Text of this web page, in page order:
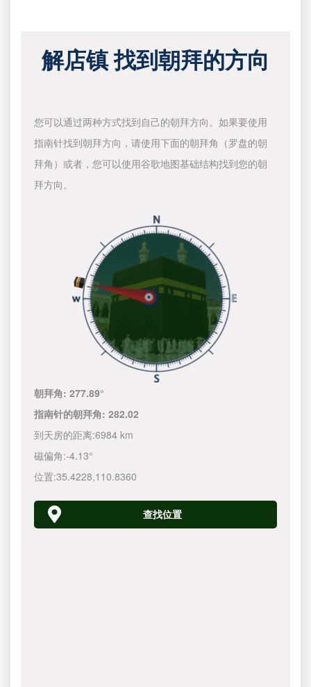
解店镇 找到朝拜的方向
您可以通过两种方式找到自己的朝拜方向。如果要使用
指南针找到朝拜方向，请使用下面的朝拜角（罗盘的朝
拜角）或者，您可以使用谷歌地图基础结构找到您的朝
拜方向。
朝拜角:277.89°
指南针的朝拜角:282.02
到天房的距离:6984 km
磁偏角:-4.13°
位置:35.4228,110.8360
查找位置